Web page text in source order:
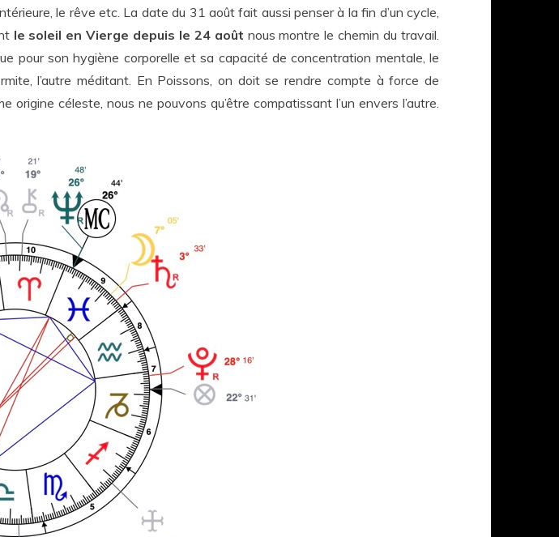
le rêve etc. La date du 31 août fait aussi penser à la fin d’un cycle,
le soleil en Vierge depuis le 24 août nous montre le chemin du travail.
pour son hygiène corporelle et sa capacité de concentration mentale, le
l’autre méditant. En Poissons, on doit se rendre compte à force de
céleste, nous ne pouvons qu’être compatissant l’un envers l’autre.